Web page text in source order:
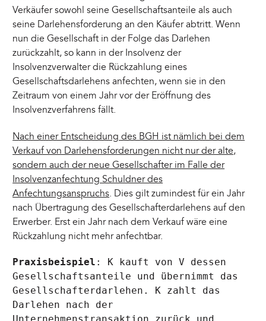
Verkäufer sowohl seine Gesellschaftsanteile als auch
seine Darlehensforderung an den Käufer abtritt. Wenn
nun die Gesellschaft in der Folge das Darlehen
zurückzahlt, so kann in der Insolvenz der
Insolvenzverwalter die Rückzahlung eines
Gesellschaftsdarlehens anfechten, wenn sie in den
Zeitraum von einem Jahr vor der Eröffnung des
Insolvenzverfahrens fällt.
Nach einer Entscheidung des BGH ist nämlich bei dem
Verkauf von Darlehensforderungen nicht nur der alte,
sondern auch der neue Gesellschafter im Falle der
Insolvenzanfechtung Schuldner des
Anfechtungsanspruchs. Dies gilt zumindest für ein Jahr
nach Übertragung des Gesellschafterdarlehens auf den
Erwerber. Erst ein Jahr nach dem Verkauf wäre eine
Rückzahlung nicht mehr anfechtbar.
Praxisbeispiel : K kauft von V dessen
Gesellschaftsanteile und übernimmt das
Gesellschafterdarlehen. K zahlt das
Darlehen nach der